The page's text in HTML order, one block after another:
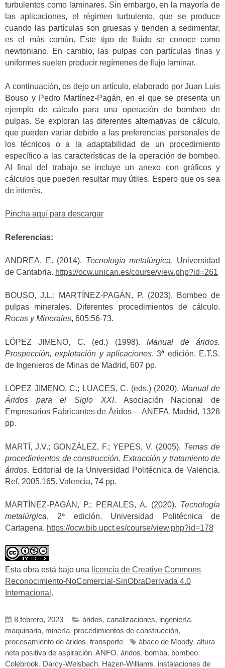
turbulentos como laminares. Sin embargo, en la mayoría de
las aplicaciones, el régimen turbulento, que se produce
cuando las partículas son gruesas y tienden a sedimentar,
es el más común. Este tipo de fluido se conoce como
newtoniano. En cambio, las pulpas con partículas finas y
uniformes suelen producir regímenes de flujo laminar.
A continuación, os dejo un artículo, elaborado por Juan Luis
Bouso y Pedro Martínez-Pagán, en el que se presenta un
ejemplo de cálculo para una operación de bombeo de
pulpas. Se exploran las diferentes alternativas de cálculo,
que pueden variar debido a las preferencias personales de
los técnicos o a la adaptabilidad de un procedimiento
específico a las características de la operación de bombeo.
Al final del trabajo se incluye un anexo con gráficos y
cálculos que pueden resultar muy útiles. Espero que os sea
de interés.
Pincha aquí para descargar
Referencias:
ANDREA, E. (2014). Tecnología metalúrgica. Universidad
de Cantabria. https://ocw.unican.es/course/view.php?id=261
BOUSO, J.L.; MARTÍNEZ-PAGÁN, P. (2023). Bombeo de
pulpas minerales. Diferentes procedimientos de cálculo.
Rocas y Minerales, 605:56-73.
LÓPEZ JIMENO, C. (ed.) (1998).Manual de áridos.
Prospección, explotación y aplicaciones. 3ª edición, E.T.S.
de Ingenieros de Minas de Madrid, 607 pp.
LÓPEZ JIMENO, C.; LUACES, C. (eds.) (2020). Manual de
Áridos para el Siglo XXI. Asociación Nacional de
Empresarios Fabricantes de Áridos— ANEFA, Madrid, 1328
pp.
MARTÍ, J.V.; GONZÁLEZ, F.; YEPES, V. (2005). Temas de
procedimientos de construcción. Extracción y tratamiento de
áridos. Editorial de la Universidad Politécnica de Valencia.
Ref. 2005.165. Valencia, 74 pp.
MARTÍNEZ-PAGÁN, P.; PERALES, A. (2020). Tecnología
metalúrgica, 2ª edición. Universidad Politécnica de
Cartagena. https://ocw.bib.upct.es/course/view.php?id=178
Esta obra está bajo una licencia de Creative Commons
Reconocimiento-NoComercial-SinObraDerivada 4.0
Internacional .
8 febrero, 2023 áridos, canalizaciones, ingeniería,
maquinaria, minería, procedimientos de construcción,
procesamiento de áridos, transporte ábaco de Moody, altura
neta positiva de aspiración, ANFO, áridos, bomba, bombeo,
Colebrook, Darcy-Weisbach, Hazen-Williams, instalaciones de